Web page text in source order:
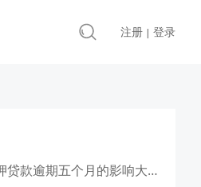
注册 | 登录
汽车抵押贷款逾期五个月的影响大吗？负面影响大吗？